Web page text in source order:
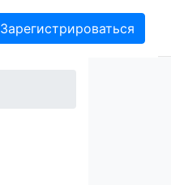
Зарегистрироваться